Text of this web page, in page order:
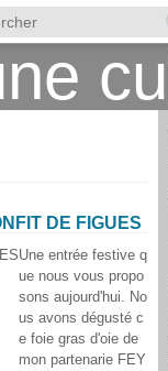
DE FIGUES
Une entrée festive q
ue nous vous propo
sons aujourd'hui. No
us avons dégusté c
e foie gras d'oie de
mon partenarie FEY